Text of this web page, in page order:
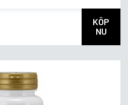
KÖP
NU